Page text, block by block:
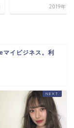
2019年1
イビジネス。利